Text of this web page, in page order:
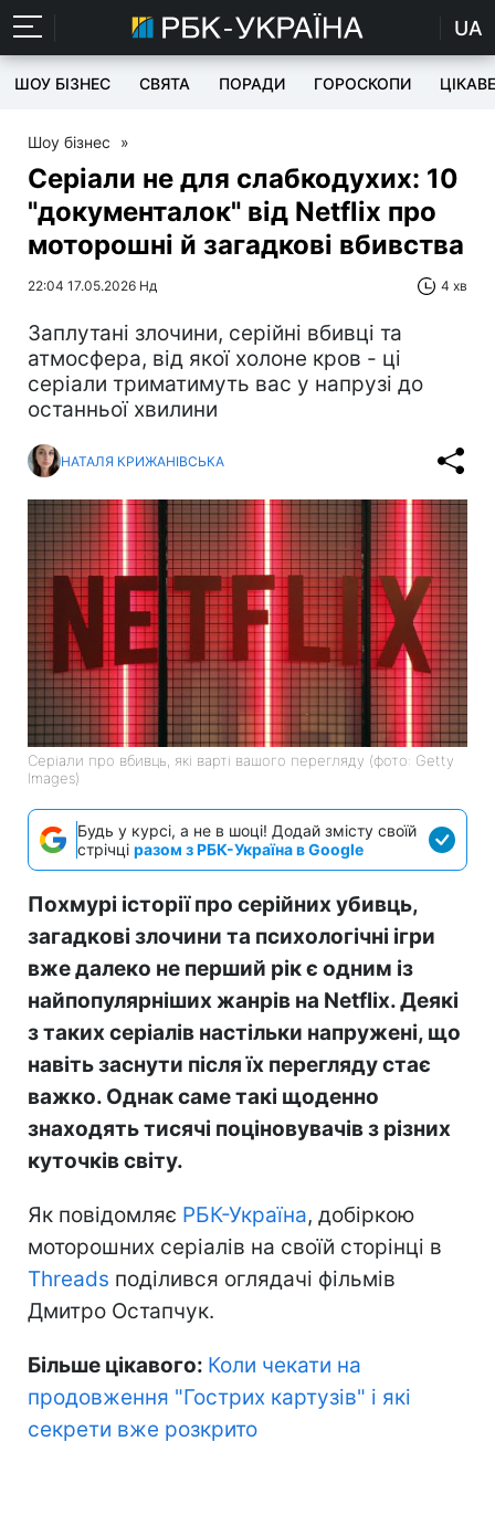
UA
ШОУ БІЗНЕС СВЯТА ПОРАДИ ГОРОСКОПИ ЦІКАВЕ
Шоу бізнес »
Серіали не для слабкодухих: 10
"документалок" від Netflix про
моторошні й загадкові вбивства
22:04 17.05.2026 Нд 4 хв
Заплутані злочини, серійні вбивці та
атмосфера, від якої холоне кров - ці
серіали триматимуть вас у напрузі до
останньої хвилини
НАТАЛЯ КРИЖАНІВСЬКА
Серіали про вбивць, які варті вашого перегляду (фото: Getty
Images)
Будь у курсі, а не в шоці! Додай змісту своїй
стрічці разом з РБК-Україна в Google
Похмурі історії про серійних убивць,
загадкові злочини та психологічні ігри
вже далеко не перший рік є одним із
найпопулярніших жанрів на Netflix. Деякі
з таких серіалів настільки напружені, що
навіть заснути після їх перегляду стає
важко. Однак саме такі щоденно
знаходять тисячі поціновувачів з різних
куточків світу.
Як повідомляє РБК-Україна, добіркою
моторошних серіалів на своїй сторінці в
Threads поділився оглядачі фільмів
Дмитро Остапчук.
Більше цікавого: Коли чекати на
продовження "Гострих картузів" і які
секрети вже розкрито